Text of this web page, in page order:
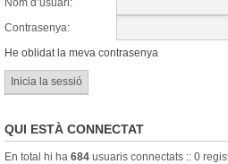
Contrasenya:
He oblidat la meva contrasenya
QUI ESTÀ CONNECTAT
En total hi ha 684 usuaris connectats :: 0